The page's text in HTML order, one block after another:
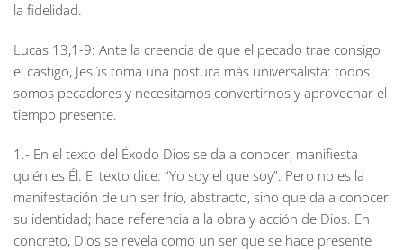
la fidelidad.
Lucas 13,1-9: Ante la creencia de que el pecado trae consigo
el castigo, Jesús toma una postura más universalista: todos
somos pecadores y necesitamos convertirnos y aprovechar el
tiempo presente.
1.- En el texto del Éxodo Dios se da a conocer, manifiesta
quién es Él. El texto dice: “Yo soy el que soy”. Pero no es la
manifestación de un ser frío, abstracto, sino que da a conocer
su identidad; hace referencia a la obra y acción de Dios. En
concreto, Dios se revela como un ser que se hace presente